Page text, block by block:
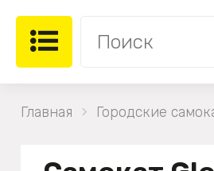
Главная Городские